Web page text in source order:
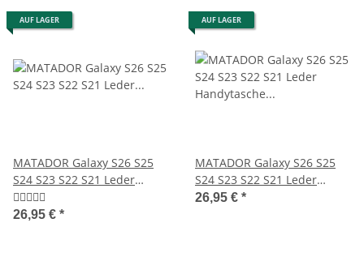
AUF LAGER
MATADOR Galaxy S26 S25
S24 S23 S22 S21 Leder
Gürteltasche Schwarz
26,95 € *
AUF LAGER
MATADOR Galaxy S26 S25
S24 S23 S22 S21 Leder
Handytasche Braun
26,95 € *